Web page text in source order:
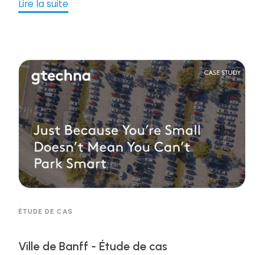
stationnement plus facile et plus efficace, tant
gtechna et de voir comment ils pourraient
l'utiliser au profit de leur ville et faire du
stationnement un processus facile pour leurs
clients et leur personnel.
Lire la suite
ÉTUDE DE CAS
Ville de Banff - Étude de cas